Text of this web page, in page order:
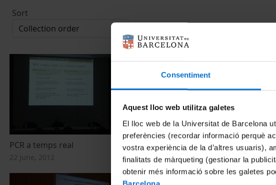
Consentiment
Aquest lloc web utilitza galetes
El lloc web de la Universitat de Barcelona
preferències (recordar informació perquè
vostra experiència de la d’altres usuaris),
finalitats de màrqueting (gestionar la
obtenir més informació sobre les galetes
Sort
PCR a temps real
22 June, 2012
Bioxips
22 June, 2012